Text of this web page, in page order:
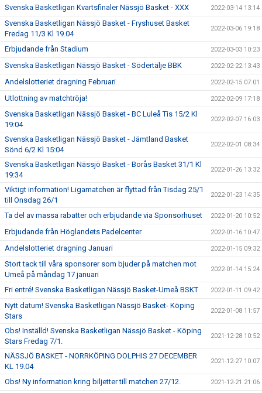
Svenska Basketligan Kvartsfinaler Nässjö Basket - XXX 2022-03-14 13:14
Svenska Basketligan Nässjö Basket - Fryshuset Basket
Fredag 11/3 Kl 19.04
2022-03-06 19:18
Erbjudande från Stadium 2022-03-03 10:23
Svenska Basketligan Nässjö Basket - Södertälje BBK 2022-02-22 13:43
Andelslotteriet dragning Februari 2022-02-15 07:01
Utlottning av matchtröja! 2022-02-09 17:18
Svenska Basketligan Nässjö Basket - BC Luleå Tis 15/2 Kl
19:04
2022-02-07 16:03
Svenska Basketligan Nässjö Basket - Jämtland Basket
Sönd 6/2 Kl 15:04
2022-02-01 08:34
Svenska Basketligan Nässjö Basket - Borås Basket 31/1 Kl
19:34
2022-01-26 13:32
Viktigt information! Ligamatchen är flyttad från Tisdag 25/1
till Onsdag 26/1
2022-01-23 14:35
Ta del av massa rabatter och erbjudande via Sponsorhuset 2022-01-20 10:52
Erbjudande från Höglandets Padelcenter 2022-01-16 10:47
Andelslotteriet dragning Januari 2022-01-15 09:32
Stort tack till våra sponsorer som bjuder på matchen mot
Umeå på måndag 17 januari
2022-01-14 15:24
Fri entré! Svenska Basketligan Nässjö Basket-Umeå BSKT 2022-01-11 09:42
Nytt datum! Svenska Basketligan Nässjö Basket- Köping
Stars
2022-01-08 11:57
Obs! Inställd! Svenska Basketligan Nässjö Basket - Köping
Stars Fredag 7/1.
2021-12-28 10:52
NÄSSJÖ BASKET - NORRKÖPING DOLPHIS 27 DECEMBER
KL 19.04
2021-12-27 10:07
Obs! Ny information kring biljetter till matchen 27/12. 2021-12-21 21:06